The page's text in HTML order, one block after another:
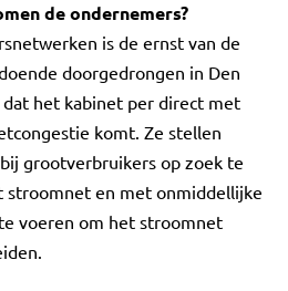
de ondernemers?
is de ernst van de
doorgedrongen in Den
dat het kabinet per direct met
komt. Ze stellen
grootverbruikers op zoek te
stroomnet en met onmiddellijke
voeren om het stroomnet